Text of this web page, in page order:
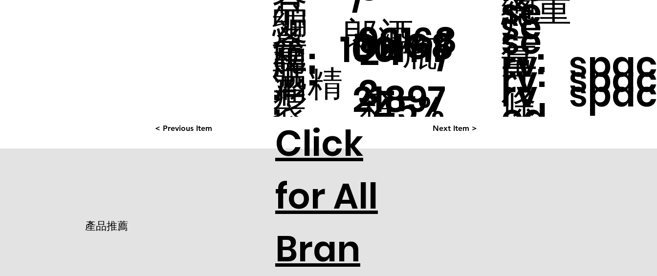
DHG8
21897
編
號:
郎酒
牌:
量
:
100ml
45%
酒精
含量:
24瓶/
箱
箱
装
:
90168
3-
82189
7
条
形
碼:
尺
寸:
量:
行
條
碼:
se
rv
ed
se
rv
ed
se
rv
ed
產品推薦
< Previous Item Next Item >
Click
for All
Bran